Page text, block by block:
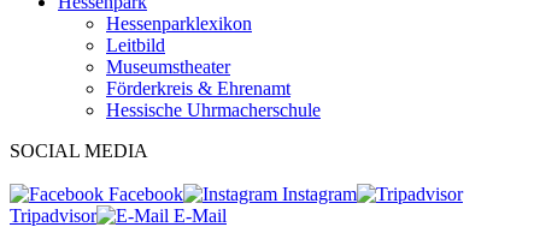
Hessenparklexikon
Leitbild
Museumstheater
Förderkreis & Ehrenamt
Hessische Uhrmacherschule
SOCIAL MEDIA
Facebook
Instagram
Tripadvisor
E-Mail